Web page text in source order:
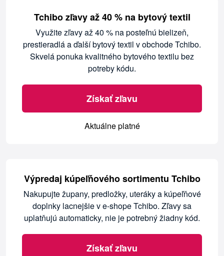
Tchibo zľavy až 40 % na bytový textil
Využite zľavy až 40 % na posteľnú bielizeň,
prestieradlá a ďalší bytový textil v obchode Tchibo.
Skvelá ponuka kvalitného bytového textilu bez
potreby kódu.
Získať zľavu
Aktuálne platné
Výpredaj kúpeľňového sortimentu Tchibo
Nakupujte župany, predložky, uteráky a kúpeľňové
doplnky lacnejšie v e-shope Tchibo. Zľavy sa
uplatňujú automaticky, nie je potrebný žiadny kód.
Získať zľavu